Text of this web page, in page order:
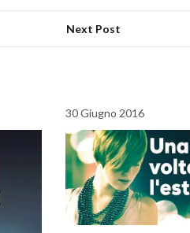
Next Post
30 Giugno 2016